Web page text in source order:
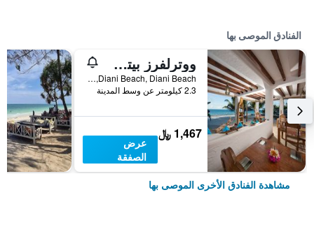
الفنادق الموصى بها
ووترلفرز بيتش ريزورت
Diani Beach, Diani Beach, كينيا
2.3 كيلومتر عن وسط المدينة
1,467 ﷼
عرض
الصفقة
مشاهدة الفنادق الأخرى الموصى بها